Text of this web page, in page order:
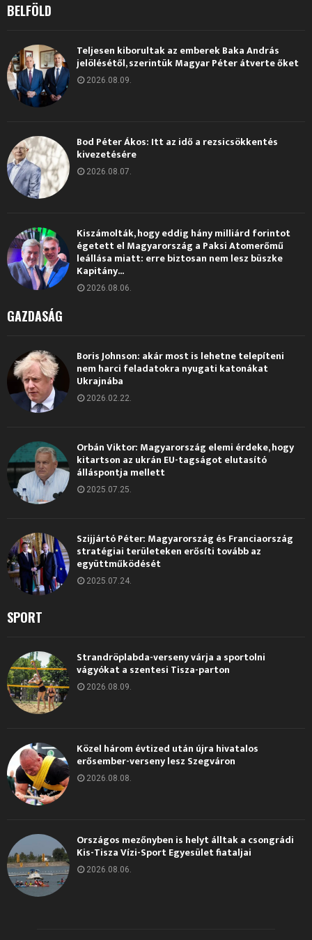
BELFÖLD
Teljesen kiborultak az emberek Baka András
jelölésétől, szerintük Magyar Péter átverte őket
2026.08.09.
Bod Péter Ákos: Itt az idő a rezsicsökkentés
kivezetésére
2026.08.07.
Kiszámolták, hogy eddig hány milliárd forintot
égetett el Magyarország a Paksi Atomerőmű
leállása miatt: erre biztosan nem lesz büszke
Kapitány...
2026.08.06.
GAZDASÁG
Boris Johnson: akár most is lehetne telepíteni
nem harci feladatokra nyugati katonákat
Ukrajnába
2026.02.22.
Orbán Viktor: Magyarország elemi érdeke, hogy
kitartson az ukrán EU-tagságot elutasító
álláspontja mellett
2025.07.25.
Szijjártó Péter: Magyarország és Franciaország
stratégiai területeken erősíti tovább az
együttműködését
2025.07.24.
SPORT
Strandröplabda-verseny várja a sportolni
vágyókat a szentesi Tisza-parton
2026.08.09.
Közel három évtized után újra hivatalos
erősember-verseny lesz Szegváron
2026.08.08.
Országos mezőnyben is helyt álltak a csongrádi
Kis-Tisza Vízi-Sport Egyesület fiataljai
2026.08.06.